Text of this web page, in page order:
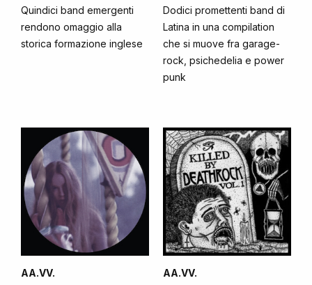
Quindici band emergenti
rendono omaggio alla
storica formazione inglese
Dodici promettenti band di
Latina in una compilation
che si muove fra garage-
rock, psichedelia e power
punk
AA.VV.
AA.VV.